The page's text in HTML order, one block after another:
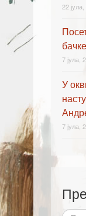
22
бачке
7 јула,
У
7 јула,